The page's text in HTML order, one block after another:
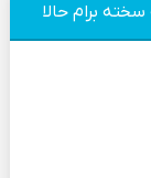
برام حالا